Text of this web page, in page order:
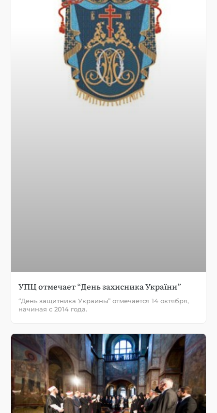
УПЦ отмечает “День захисника України”
“День защитника Украины” отмечается 14 октября,
начиная с 2014 года.